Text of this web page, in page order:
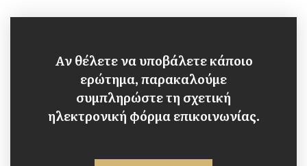
Αν θέλετε να υποβάλετε κάποιο
ερώτημα, παρακαλούμε
συμπληρώστε τη σχετική
ηλεκτρονική φόρμα επικοινωνίας.